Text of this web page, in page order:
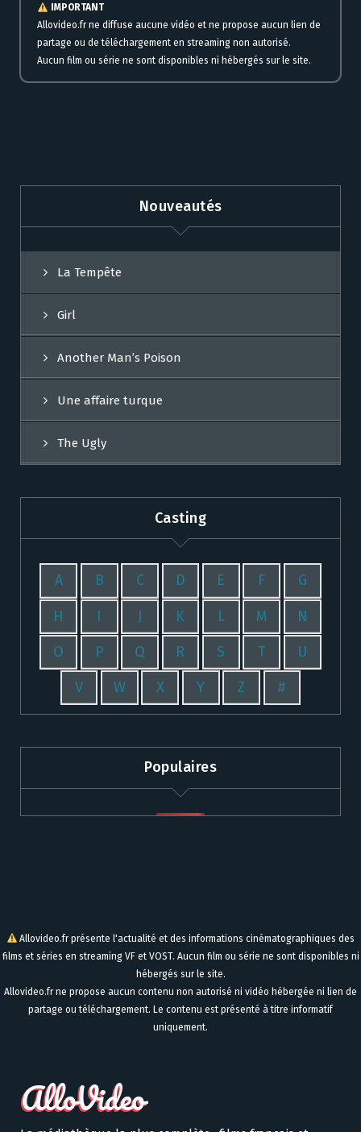
IMPORTANT
Allovideo.fr ne diffuse aucune vidéo et ne propose aucun lien de
partage ou de téléchargement en streaming non autorisé.
Aucun film ou série ne sont disponibles ni hébergés sur le site.
Nouveautés
La Tempête
Girl
Another Man’s Poison
Une affaire turque
The Ugly
Casting
A B C D E F G
H I J K L M N
O P Q R S T U
V W X Y Z #
Populaires
Allovideo.fr présente l'actualité et des informations cinématographiques des
films et séries en streaming VF et VOST. Aucun film ou série ne sont disponibles ni
hébergés sur le site.
Allovideo.fr ne propose aucun contenu non autorisé ni vidéo hébergée ni lien de
partage ou téléchargement. Le contenu est présenté à titre informatif
uniquement.